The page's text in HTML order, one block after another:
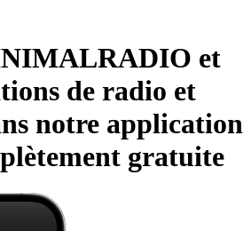
et
de radio et
notre application
gratuite